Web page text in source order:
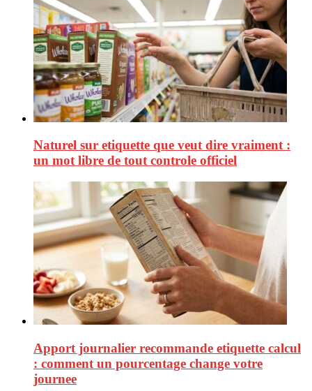
Naturel sur etiquette que veut dire vraiment :
un mot libre de tout controle officiel
Apport journalier recommande etiquette calcul
: comment un pourcentage change votre
journee